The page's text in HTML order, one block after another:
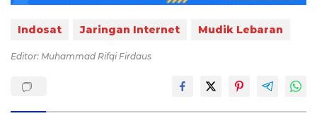
Indosat Jaringan Internet Mudik Lebaran
Editor: Muhammad Rifqi Firdaus